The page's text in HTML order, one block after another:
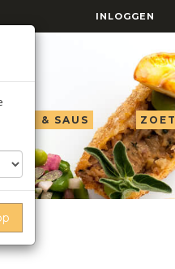
INLOGGEN
& SAUS ZOET